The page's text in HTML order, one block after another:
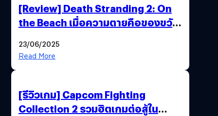
[Review] Death Stranding 2: On
the Beach เมื่อความตายคือของขวัญ
ของมนุษย์
23/06/2025
Read More
[รีวิวเกม] Capcom Fighting
Collection 2 รวมฮิตเกมต่อสู้ใน